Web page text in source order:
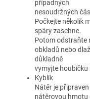
případných
nesoudržných
Počkejte několik
spáry zaschne.
Potom odstraňte
obkladů nebo
důkladně
vymyjte houbičku
Kyblík
Nátěr je
nátěrovou hmotu